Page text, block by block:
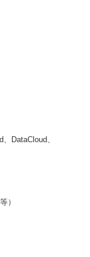
DataCloud、
）